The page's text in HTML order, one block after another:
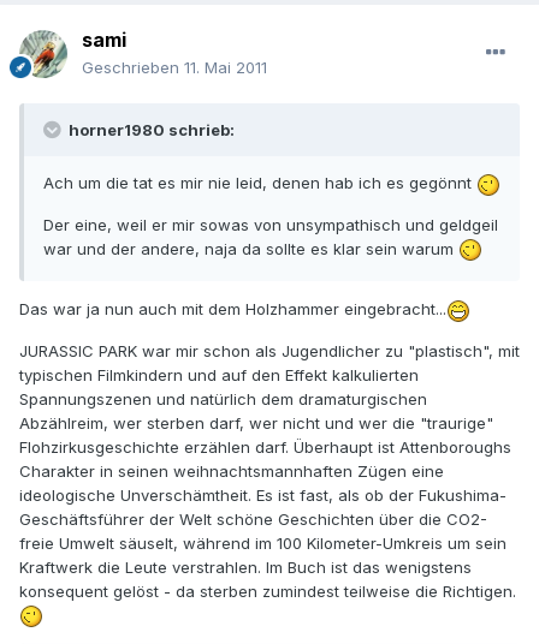
sami
Geschrieben 11. Mai 2011
horner1980 schrieb:
Ach um die tat es mir nie leid, denen hab ich es gegönnt
Der eine, weil er mir sowas von unsympathisch und geldgeil
war und der andere, naja da sollte es klar sein warum
Das war ja nun auch mit dem Holzhammer eingebracht...
JURASSIC PARK war mir schon als Jugendlicher zu "plastisch", mit
typischen Filmkindern und auf den Effekt kalkulierten
Spannungszenen und natürlich dem dramaturgischen
Abzählreim, wer sterben darf, wer nicht und wer die "traurige"
Flohzirkusgeschichte erzählen darf. Überhaupt ist Attenboroughs
Charakter in seinen weihnachtsmannhaften Zügen eine
ideologische Unverschämtheit. Es ist fast, als ob der Fukushima-
Geschäftsführer der Welt schöne Geschichten über die CO2-
freie Umwelt säuselt, während im 100 Kilometer-Umkreis um sein
Kraftwerk die Leute verstrahlen. Im Buch ist das wenigstens
konsequent gelöst - da sterben zumindest teilweise die Richtigen.